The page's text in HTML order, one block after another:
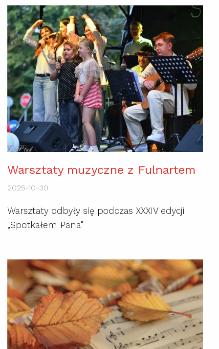
Warsztaty muzyczne z Fulnartem
2025-10-30
Warsztaty odbyły się podczas XXXIV edycji
„Spotkałem Pana"